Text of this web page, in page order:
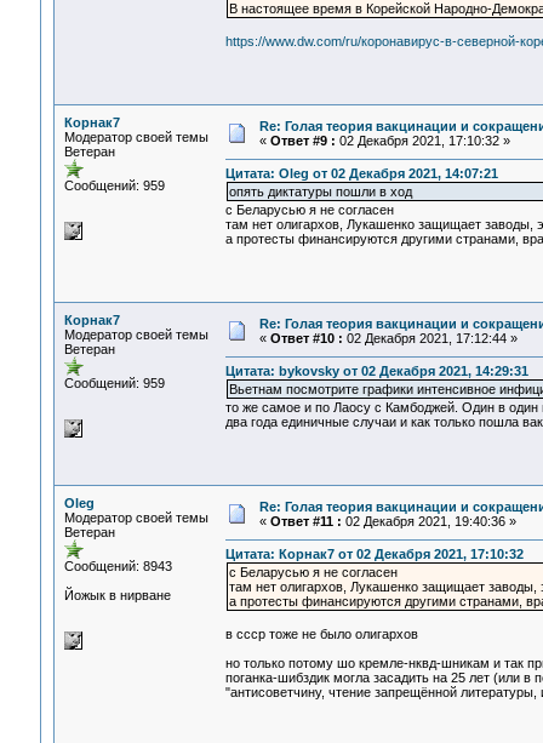
В настоящее время в Корейской Народно-
https://www.dw.com/ru/коронавирус-в-северной-
Корнак7
Модератор своей темы
Ветеран
Сообщений: 959
Re: Голая теория вакцинации и
« Ответ #9 : 02 Декабря 2021, 17:10:32 »
Цитата: Oleg от 02 Декабря 2021, 14:07:21
опять диктатуры пошли в ход
с Беларусью я не согласен
там нет олигархов, Лукашенко защищает заводы,
а протесты финансируются другими странами,
Корнак7
Модератор своей темы
Ветеран
Сообщений: 959
Re: Голая теория вакцинации и
« Ответ #10 : 02 Декабря 2021, 17:12:44 »
Цитата: bykovsky от 02 Декабря 2021, 14:29:31
Вьетнам посмотрите графики интенсивное
то же самое и по Лаосу с Камбоджей. Один в один
два года единичные случаи и как только пошла
Oleg
Модератор своей темы
Ветеран
Сообщений: 8943
Йожык в нирване
Re: Голая теория вакцинации и
« Ответ #11 : 02 Декабря 2021, 19:40:36 »
Цитата: Корнак7 от 02 Декабря 2021, 17:10:32
с Беларусью я не согласен
там нет олигархов, Лукашенко защищает заводы,
а протесты финансируются другими странами,
в ссср тоже не было олигархов
но только потому шо кремле-нквд-шникам и так
поганка-шибздик могла засадить на 25 лет (или
"антисоветчину, чтение запрещённой литературы,